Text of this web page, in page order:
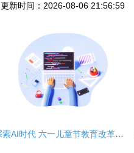
更新时间：2026-08-06 21:56:59